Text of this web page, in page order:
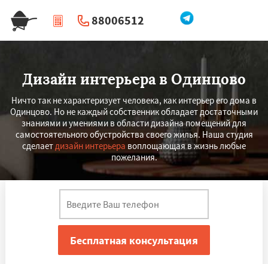
88006512
| Перезвоните мне
Дизайн интерьера в Одинцово
Ничто так не характеризует человека, как интерьер его дома в
Одинцово. Но не каждый собственник обладает достаточными
знаниями и умениями в области дизайна помещений для
самостоятельного обустройства своего жилья. Наша студия
сделаетдизайн интерьера воплощающая в жизнь любые
пожелания.